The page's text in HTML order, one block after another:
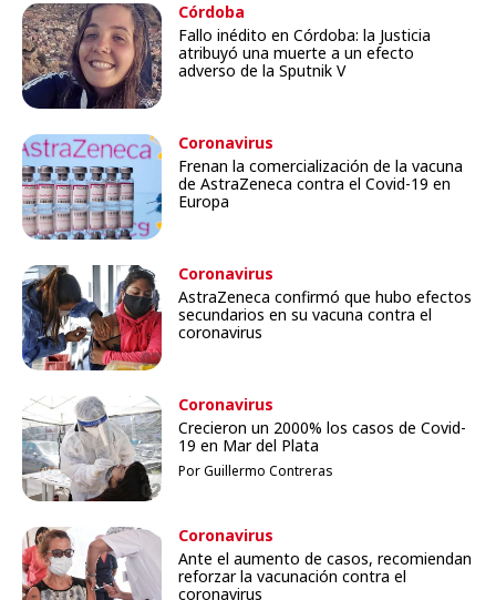
Córdoba
Fallo inédito en Córdoba: la Justicia
atribuyó una muerte a un efecto
adverso de la Sputnik V
Coronavirus
Frenan la comercialización de la vacuna
de AstraZeneca contra el Covid-19 en
Europa
Coronavirus
AstraZeneca confirmó que hubo efectos
secundarios en su vacuna contra el
coronavirus
Coronavirus
Crecieron un 2000% los casos de Covid-
19 en Mar del Plata
Por Guillermo Contreras
Coronavirus
Ante el aumento de casos, recomiendan
reforzar la vacunación contra el
coronavirus